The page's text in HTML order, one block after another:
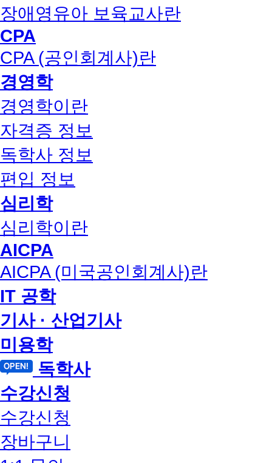
장애영유아 보육교사란
CPA
CPA (공인회계사)란
경영학
경영학이란
자격증 정보
독학사 정보
편입 정보
심리학
심리학이란
AICPA
AICPA (미국공인회계사)란
IT 공학
기사 · 산업기사
미용학
독학사
수강신청
수강신청
장바구니
나 상담 시로부터 3년 이내 탈퇴하는 자의 경우, 소
만 또는 분쟁처리를 위해 3년간 보관합니다.
에는 상담 신청이 제한됩니다.
나 상담 시로부터 3년 이내 탈퇴하는 자의 경우, 소
만 또는 분쟁처리를 위해 3년간 보관합니다.
에는 상담 신청이 제한됩니다.
나 상담 시로부터 3년 이내 탈퇴하는 자의 경우, 소
만 또는 분쟁처리를 위해 3년간 보관합니다.
에는 상담 신청이 제한됩니다.